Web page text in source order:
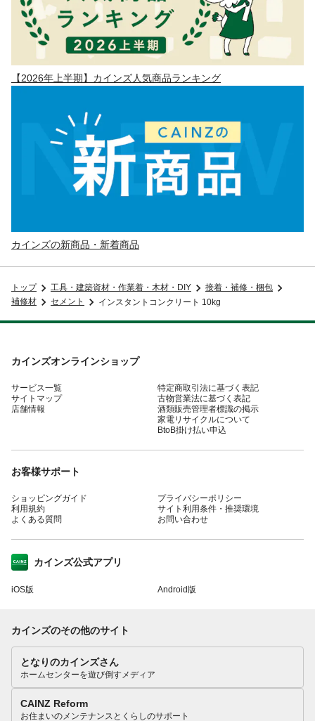
【2026年上半期】カインズ人気商品ランキング
カインズの新商品・新着商品
トップ 工具・建築資材・作業着・木材・DIY
接着・補修・梱包
補修材
セメント インスタントコンクリート 10kg
カインズオンラインショップ
サービス一覧
サイトマップ
店舗情報
特定商取引法に基づく表記
古物営業法に基づく表記
酒類販売管理者標識の掲示
家電リサイクルについて
BtoB掛け払い申込
お客様サポート
ショッピングガイド
利用規約
よくある質問
プライバシーポリシー
サイト利用条件・推奨環境
お問い合わせ
カインズ公式アプリ
iOS版 Android版
カインズのその他のサイト
となりのカインズさん
ホームセンターを遊び倒すメディア
CAINZ Reform
お住まいのメンテナンスとくらしのサポート